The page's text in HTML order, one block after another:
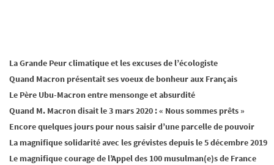
La Grande Peur climatique et les excuses de l’écologiste
Quand Macron présentait ses voeux de bonheur aux Français
Le Père Ubu-Macron entre mensonge et absurdité
Quand M. Macron disait le 3 mars 2020 : « Nous sommes prêts »
Encore quelques jours pour nous saisir d’une parcelle de pouvoir
La magnifique solidarité avec les grévistes depuis le 5 décembre 2019
Le magnifique courage de l’Appel des 100 musulman(e)s de France